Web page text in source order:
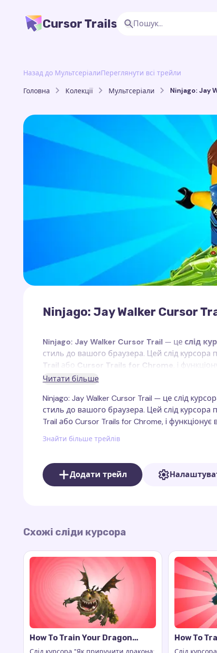
Cursor Trails
Назад до МультсеріалиПереглянути всі трейли
Головна Колекції Мультсеріали Ninjago: Jay
Ninjago: Jay Walker Cursor
Ninjago: Jay Walker Cursor Trail — цеслід
стиль до вашого браузера. Цей слід
Trail або Cursor Trails for Chrome , і
гострим розумом, гумором і веселою
джерело енергії в команді, який завжди
натуру, Джей показує величезну відданість і
Читати більше
Ninjago: Jay Walker Cursor Trail — це слід
стиль до вашого браузера. Цей слід
Trail або Cursor Trails for Chrome, і
Знайти більше трейлів
Додати трейл
Схожі сліди курсора
How To Train Your Dragon
Gronckle Cursor Trail
How To
Nadder